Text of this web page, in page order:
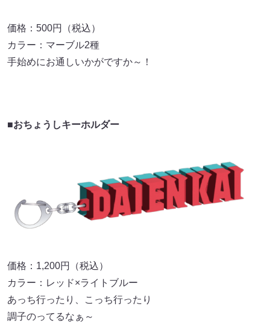
価格：500円（税込）
カラー：マーブル2種
手始めにお通しいかがですか～！
■おちょうしキーホルダー
価格：1,200円（税込）
カラー：レッド×ライトブルー
あっち行ったり、こっち行ったり
調子のってるなぁ～